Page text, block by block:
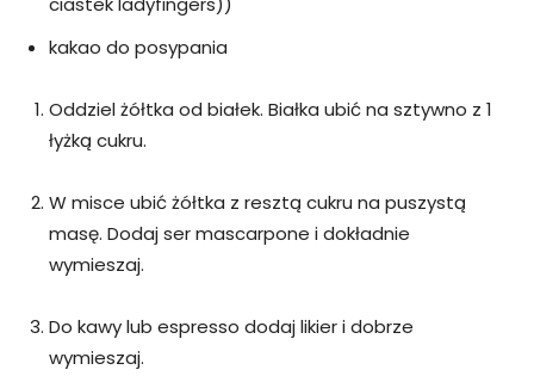
kakao do posypania
Oddziel żółtka od białek. Białka ubić na sztywno z 1
łyżką cukru.
W misce ubić żółtka z resztą cukru na puszystą
masę. Dodaj ser mascarpone i dokładnie
wymieszaj.
Do kawy lub espresso dodaj likier i dobrze
wymieszaj.